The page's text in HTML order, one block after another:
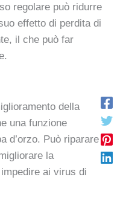
regolare può ridurre
effetto di perdita di
il che può far
della
una funzione
d’orzo. Può riparare le
la
ai virus di